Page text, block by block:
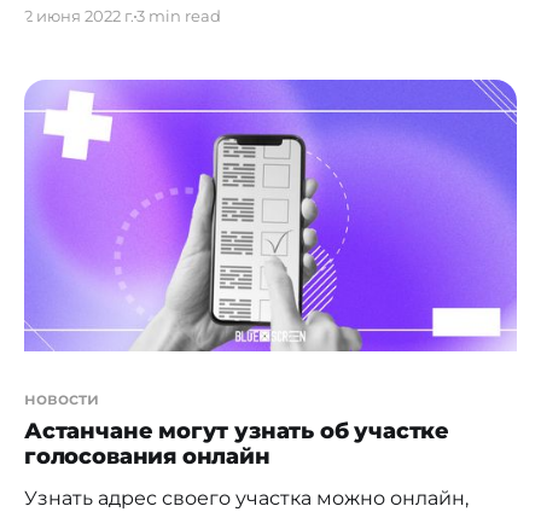
детский сад и многое другое можно онлайн.
Отказ от бумажных справок, сокращение
очередей, возможность взаимодействовать с
различными государственными органами
дистанционно — госуслуги становятся
2 июня 2022 г.3 min read
новости
Астанчане могут узнать об участке
голосования онлайн
Узнать адрес своего участка можно онлайн,